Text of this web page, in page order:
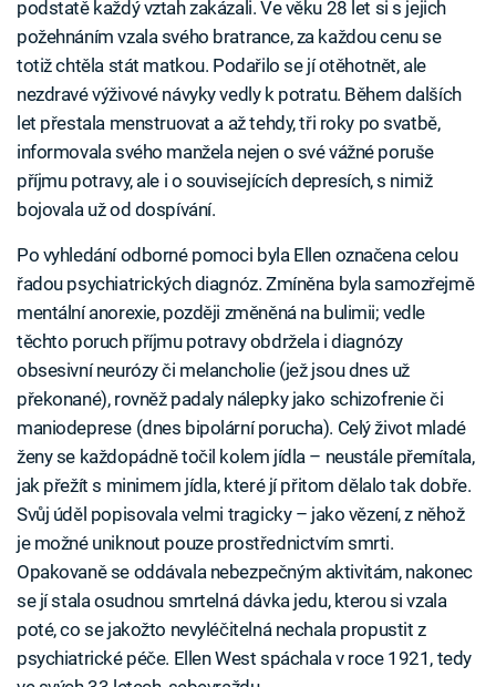
podstatě každý vztah zakázali. Ve věku 28 let si s jejich
požehnáním vzala svého bratrance, za každou cenu se
totiž chtěla stát matkou. Podařilo se jí otěhotnět, ale
nezdravé výživové návyky vedly k potratu. Během dalších
let přestala menstruovat a až tehdy, tři roky po svatbě,
informovala svého manžela nejen o své vážné poruše
příjmu potravy, ale i o souvisejících depresích, s nimiž
bojovala už od dospívání.
Po vyhledání odborné pomoci byla Ellen označena celou
řadou psychiatrických diagnóz. Zmíněna byla samozřejmě
mentální anorexie, později změněná na bulimii; vedle
těchto poruch příjmu potravy obdržela i diagnózy
obsesivní neurózy či melancholie (jež jsou dnes už
překonané), rovněž padaly nálepky jako schizofrenie či
maniodeprese (dnes bipolární porucha). Celý život mladé
ženy se každopádně točil kolem jídla – neustále přemítala,
jak přežít s minimem jídla, které jí přitom dělalo tak dobře.
Svůj úděl popisovala velmi tragicky – jako vězení, z něhož
je možné uniknout pouze prostřednictvím smrti.
Opakovaně se oddávala nebezpečným aktivitám, nakonec
se jí stala osudnou smrtelná dávka jedu, kterou si vzala
poté, co se jakožto nevyléčitelná nechala propustit z
psychiatrické péče. Ellen West spáchala v roce 1921, tedy